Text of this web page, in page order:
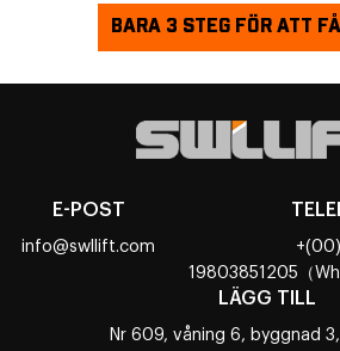
BARA 3 STEG FÖR ATT
E-POST
info@swllift.com
19803851205（
LÄGG TILL
Nr 609, våning 6, byggnad